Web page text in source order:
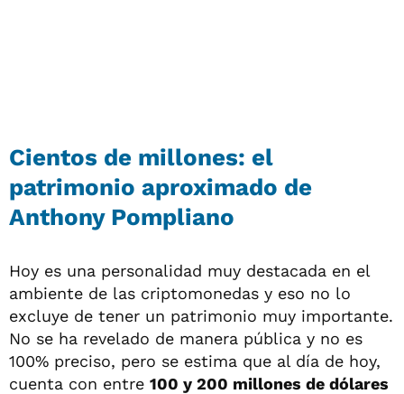
Cientos de millones: el
patrimonio aproximado de
Anthony Pompliano
Hoy es una personalidad muy destacada en el
ambiente de las criptomonedas y eso no lo
excluye de tener un patrimonio muy importante.
No se ha revelado de manera pública y no es
100% preciso, pero se estima que al día de hoy,
cuenta con entre 100 y 200 millones de dólares